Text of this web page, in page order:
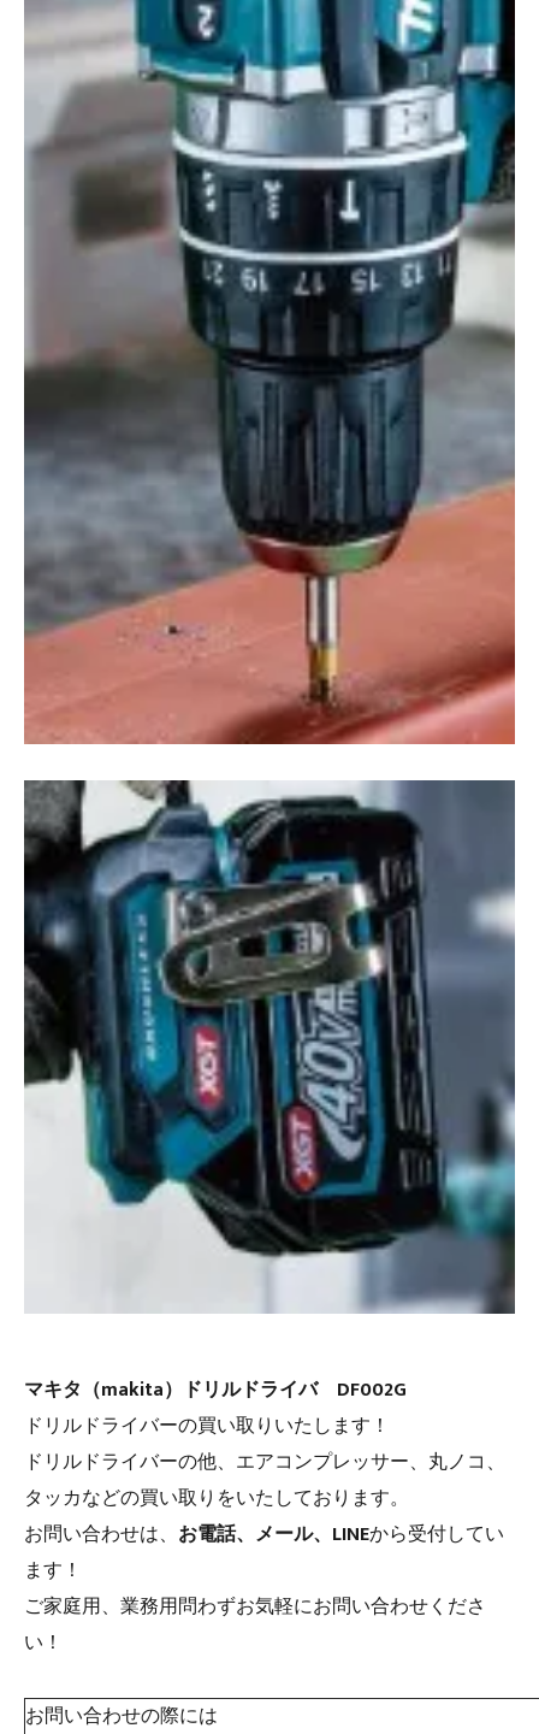
マキタ（makita）ドリルドライバ DF002G
ドリルドライバーの買い取りいたします！
ドリルドライバーの他、エアコンプレッサー、丸ノコ、
タッカなどの買い取りをいたしております。
お問い合わせは、 お電話、メール、LINEから受付してい
ます！
ご家庭用、業務用問わずお気軽にお問い合わせくださ
い！
お問い合わせの際には